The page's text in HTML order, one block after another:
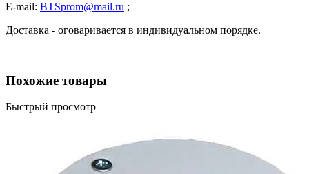
E-mail: BTSprom@mail.ru ;
Доставка - оговаривается в индивидуальном порядке.
Похожие товары
Быстрый просмотр